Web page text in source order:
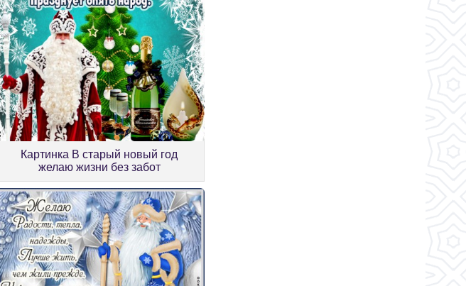
Картинка В старый новый год
желаю жизни без забот